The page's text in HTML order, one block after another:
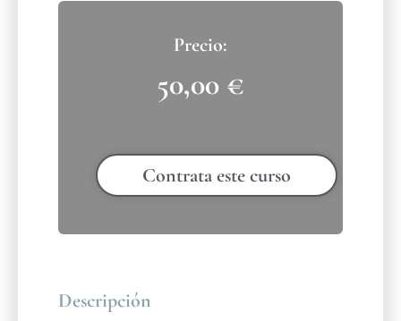
50,00 €
Contrata este curso
Descripción